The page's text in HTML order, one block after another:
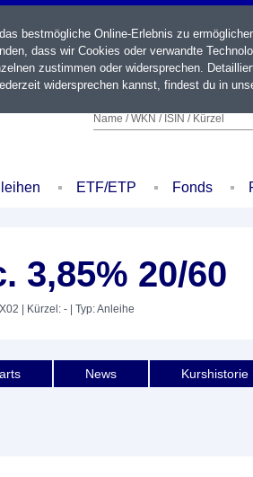
Name / WKN / ISIN / Kürzel
ETF/ETP Fonds
3,85% 20/60
| Kürzel: - | Typ: Anleihe
News Kurshistorie
bestmögliche Online-Erlebnis zu
dass wir Cookies oder verwandte
zustimmen oder widersprechen.
widersprechen kannst, findest du in